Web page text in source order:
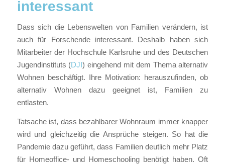
interessant
Dass sich die Lebenswelten von Familien verändern, ist
auch für Forschende interessant. Deshalb haben sich
Mitarbeiter der Hochschule Karlsruhe und des Deutschen
Jugendinstituts (DJI) eingehend mit dem Thema alternativ
Wohnen beschäftigt. Ihre Motivation: herauszufinden, ob
alternativ Wohnen dazu geeignet ist, Familien zu
entlasten.
Tatsache ist, dass bezahlbarer Wohnraum immer knapper
wird und gleichzeitig die Ansprüche steigen. So hat die
Pandemie dazu geführt, dass Familien deutlich mehr Platz
für Homeoffice- und Homeschooling benötigt haben. Oft